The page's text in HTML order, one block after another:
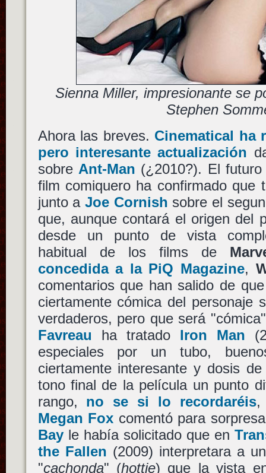
Sienna Miller, impresionante se
Stephen
Ahora las breves. Cinematical ha
pero interesante actualización
sobre Ant-Man (¿2010?). El
film comiquero ha confirmado que
junto a Joe Cornish sobre el
que, aunque contará el origen del
desde un punto de vista
habitual de los films de
concedida a la PiQ Magazine,
comentarios que han salido de
ciertamente cómica del personaje
verdaderos, pero que será
Favreau ha tratado Iron Man
especiales por un tubo,
ciertamente interesante y dosis
tono final de la película un punto
rango, no se si lo recordaréis,
Megan Fox comentó para
Bayle había solicitado que en
the Fallen (2009) interpretara a
"cachonda" (hottie) que la vista